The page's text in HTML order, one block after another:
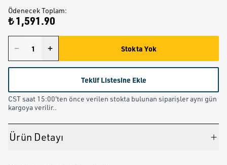
Ödenecek Toplam:
₺ 1,591.90
Stokta Yok
Teklif Listesine Ekle
CST saat 15:00'ten önce verilen stokta bulunan siparişler aynı gün
kargoya verilir..
Ürün Detayı